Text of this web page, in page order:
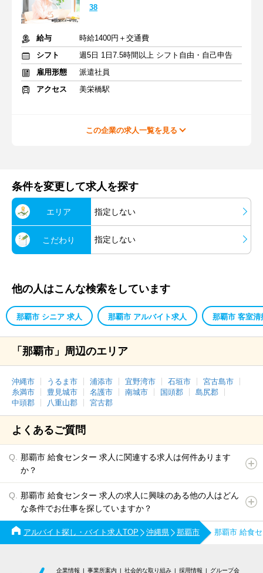
38
給与
時給1400円＋交通費
シフト
週5日 1日7.5時間以上 シフト自由・自己申告
雇用形態
派遣社員
アクセス
美栄橋駅
この企業の求人一覧を見る
条件を変更して求人を探す
エリア 指定しない
こだわり 指定しない
他の人はこんな検索をしています
那覇市 シニア 求人 那覇市 アルバイト求人 那覇市 客室清
「那覇市」周辺のエリア
沖縄市 うるま市 浦添市 宜野湾市 石垣市
宮古島市
糸満市
豊見城市 名護市 南城市 国頭郡
島尻郡
中頭郡
八重山郡 宮古郡
よくあるご質問
那覇市 給食センター 求人に関連する求人は何件あります
か？
那覇市 給食センター 求人の求人に興味のある他の人はどん
な条件でお仕事を探していますか？
アルバイト探し・バイト求人TOP 沖縄県 那覇市 那覇市 給食
企業情報 事業所案内 社会的な取り組み 採用情報 グループ会